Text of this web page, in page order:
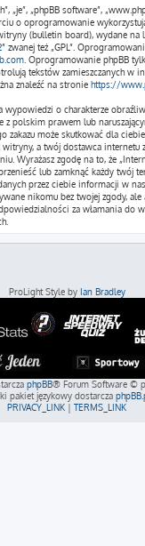
„je”, „phpBB software”,
o oprogramowanie
(bulletin board), wydane na
” zwanej też „GPL”.
. Oprogramowanie phpBB
tekstów zamieszczanych w
znaleźć na stronie https://
wypowiedzi o charakterze
z polskim prawem lub
zakazu może skutkować dla
a twój dostawca
Wyrażasz zgodę na to, że
lub zamknąć każdy twój
przez ciebie informacji w
nikomu bez twojej zgody,
za włamania do
ProLight Style by Ian Bradley
phpBB® Forum Software ©
pakiet językowy dostarcza
PRIVACY_LINK | TERMS_LINK